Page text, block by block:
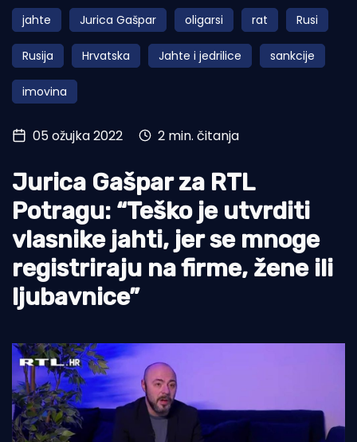
Obala
Otoci
Turizam i nautika
Pomorstvo
Ribolov
Tradicija i kultura
jahte Jurica Gašpar oligarsi rat Rusi
Rusija Hrvatska Jahte i jedrilice sankcije
imovina
05 ožujka 2022 2 min. čitanja
Jurica Gašpar za RTL
Potragu: “Teško je utvrditi
vlasnike jahti, jer se mnoge
registriraju na firme, žene ili
ljubavnice”